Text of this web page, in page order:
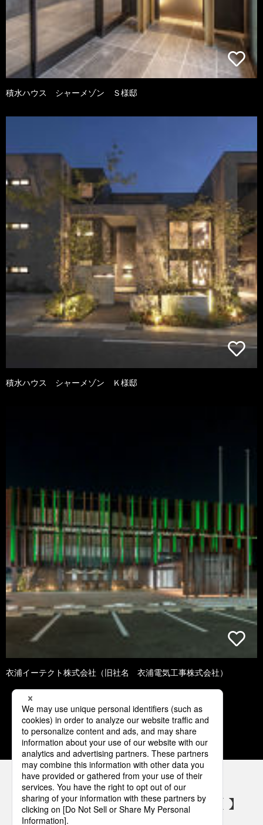
積水ハウス シャーメゾン Ｓ様邸
積水ハウス シャーメゾン Ｋ様邸
衣浦イーテクト株式会社（旧社名 衣浦電気工事株式会社）
3 4 5 6 7
パナソニックの電気設備 SNSアカウント